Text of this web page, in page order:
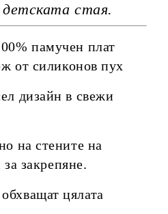
стая.
памучен плат
от силиконов пух
дизайн в свежи
на стените на
закрепяне.
цялата